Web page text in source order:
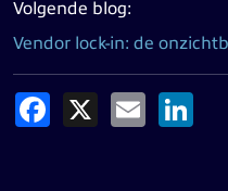
Volgende blog:
Vendor lock-in: de
Facebook Email